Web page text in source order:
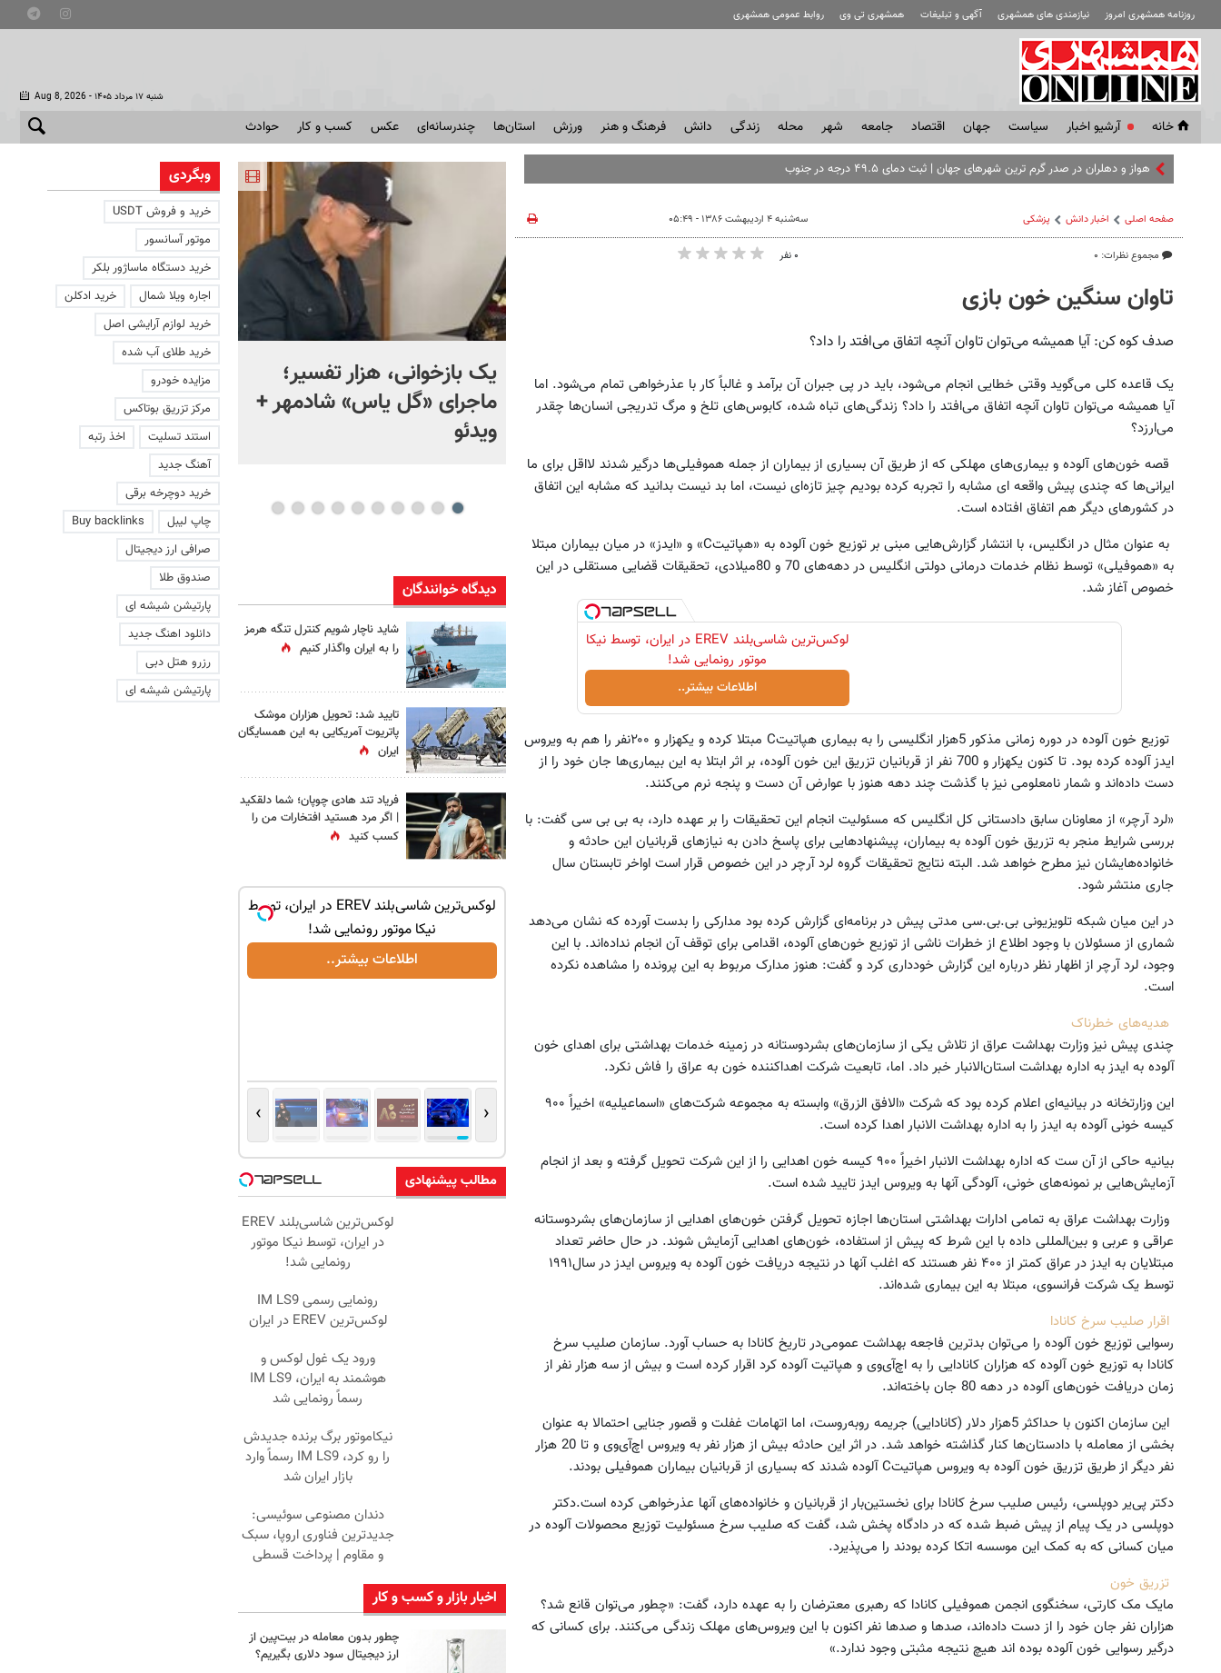
روزنامه همشهری امروز نیازمندی های همشهری آگهی و تبلیغات همشهری تی وی روابط عمومی همشهری
Aug 8, 2026 - شنبه ۱۷ مرداد ۱۴۰۵
خانه آرشیو اخبار سياست جهان اقتصاد جامعه شهر محله زندگی دانش فرهنگ و هنر ورزش استان‌ها چندرسانه‌ای عکس کسب و کار حوادث
هواز و دهلران در صدر گرم‌ ترین شهرهای جهان | ثبت دمای ۴۹.۵ درجه در جنوب
صفحه اصلی اخبار دانش پزشکی
مجموع نظرات: ۰
سه‌شنبه ۴ اردیبهشت ۱۳۸۶ - ۰۵:۴۹
۰ نفر
تاوان سنگین خون بازی
صدف کوه کن: آیا همیشه می‌توان تاوان آنچه اتفاق می‌افتد را داد؟
یک قاعده کلی می‌گوید وقتی خطایی انجام می‌شود، باید در پی جبران آن برآمد و غالباً کار با عذرخواهی تمام می‌شود. اما
آیا همیشه می‌توان تاوان آنچه اتفاق می‌افتد را داد؟ زندگی‌های تباه شده، کابوس‌های تلخ و مرگ تدریجی انسان‌ها چقدر
می‌ارزد؟
قصه خون‌های آلوده و بیماری‌های مهلکی که از طریق آن بسیاری از بیماران از جمله هموفیلی‌ها درگیر شدند لااقل برای ما
ایرانی‌ها که چندی پیش واقعه ای مشابه را تجربه کرده بودیم چیز تاز‌ه‌ای نیست، اما بد نیست بدانید که مشابه این اتفاق
در کشورهای دیگر هم اتفاق افتاده است.
به عنوان مثال در انگلیس، با انتشار گزارش‌هایی مبنی بر توزیع خون آلوده به «هپاتیتC» و «ایدز» در میان بیماران مبتلا
به «هموفیلی» توسط نظام خدمات درمانی دولتی انگلیس در دهه‌های 70 و 80میلادی، تحقیقات قضایی مستقلی در این
خصوص آغاز شد.
لوکس‌ترین شاسی‌بلند EREV در ایران، توسط نیکا
موتور رونمایی شد!
اطلاعات بیشتر..
توزیع خون آلوده در دوره زمانی مذکور 5هزار انگلیسی را به بیماری هپاتیتC مبتلا کرده و یکهزار و ۲۰۰نفر را هم به ویروس
ایدز آلوده کرده بود. تا کنون یکهزار و 700 نفر از قربانیان تزریق این خون آلوده، بر اثر ابتلا به این بیماری‌ها جان خود را از
دست داده‌اند و شمار نامعلومی نیز با گذشت چند دهه هنوز با عوارض آن دست و پنجه نرم می‌کنند.
«لرد آرچر» از معاونان سابق دادستانی کل انگلیس که مسئولیت انجام این تحقیقات را بر عهده دارد، به بی بی سی گفت: با
بررسی شرایط منجر به تزریق خون آلوده به بیماران، پیشنهادهایی برای پاسخ دادن به نیازهای قربانیان این حادثه و
خانواده‌هایشان نیز مطرح خواهد شد. البته نتایج تحقیقات گروه لرد آرچر در این خصوص قرار است اواخر تابستان سال
جاری منتشر شود.
در این میان شبکه تلویزیونی بی.بی.سی مدتی پیش در برنامه‌ای گزارش کرده بود مدارکی را بدست آورده که نشان می‌دهد
شماری از مسئولان با وجود اطلاع از خطرات ناشی از توزیع خون‌های آلوده، اقدامی برای توقف آن انجام نداده‌اند. با این
وجود، لرد آرچر از اظهار نظر درباره این گزارش خودداری کرد و گفت: هنوز مدارک مربوط به این پرونده را مشاهده نکرده
است.
هدیه‌های خطرناک
چندی پیش نیز وزارت بهداشت عراق از تلاش یکی از سازمان‌های بشردوستانه در زمینه خدمات بهداشتی برای اهدای خون
آلوده به ایدز به اداره بهداشت استان‌الانبار خبر داد. اما، تابعیت شرکت اهداکننده خون به عراق را فاش نکرد.
این وزارتخانه در بیانیه‌ای اعلام کرده بود که شرکت «الافق الزرق» وابسته به مجموعه شرکت‌های «اسماعیلیه» اخیراً ۹۰۰
کیسه خونی آلوده به ایدز را به اداره بهداشت الانبار اهدا کرده است.
بیانیه حاکی از آن ست که اداره بهداشت الانبار اخیراً ۹۰۰ کیسه خون اهدایی را از این شرکت تحویل گرفته و بعد از انجام
آزمایش‌هایی بر نمونه‌های خونی، آلودگی آنها به ویروس ایدز تایید شده است.
وزارت بهداشت عراق به تمامی ادارات بهداشتی استان‌ها اجازه تحویل گرفتن خون‌های اهدایی از سازمان‌های بشردوستانه
عراقی و عربی و بین‌المللی داده با این شرط که پیش از استفاده، خون‌های اهدایی آزمایش شوند. در حال حاضر تعداد
مبتلایان به ایدز در عراق کمتر از ۴۰۰ نفر هستند که اغلب آنها در نتیجه دریافت خون آلوده به ویروس ایدز در سال۱۹۹۱
توسط یک شرکت فرانسوی، مبتلا به این بیماری شده‌اند.
اقرار صلیب سرخ کانادا
رسوایی توزیع خون آلوده را می‌توان بدترین فاجعه بهداشت عمومی‌در تاریخ کانادا به حساب آورد. سازمان صلیب سرخ
کانادا به توزیع خون آلوده که هزاران کانادایی را به اچ‌آی‌وی و هپاتیت آلوده کرد اقرار کرده است و بیش از سه هزار نفر از
زمان دریافت خون‌های آلوده در دهه 80 جان باخته‌اند.
این سازمان اکنون با حداکثر 5هزار دلار (کانادایی) جریمه روبه‌روست، اما اتهامات غفلت و قصور جنایی احتمالا به عنوان
بخشی از معامله با دادستان‌ها کنار گذاشته خواهد شد. در اثر این حادثه بیش از هزار نفر به ویروس اچ‌آی‌وی و تا 20 هزار
نفر دیگر از طریق تزریق خون آلوده به ویروس هپاتیتC آلوده شدند که بسیاری از قربانیان بیماران هموفیلی بودند.
دکتر پی‌یر دوپلسی، رئیس صلیب سرخ کانادا برای نخستین‌بار از قربانیان و خانواده‌های آنها عذرخواهی کرده است.دکتر
دوپلسی در یک پیام از پیش ضبط شده که در دادگاه پخش شد، گفت که صلیب سرخ مسئولیت توزیع محصولات آلوده در
میان کسانی که به کمک این موسسه اتکا کرده بودند را می‌پذیرد.
تزریق خون
مایک مک کارتی، سخنگوی انجمن هموفیلی کانادا که رهبری معترضان را به عهده دارد، گفت: «چطور می‌توان قانع شد؟
هزاران نفر جان خود را از دست داده‌اند، صدها و صدها نفر اکنون با این ویروس‌های مهلک زندگی می‌کنند. برای کسانی که
درگیر رسوایی خون آلوده بوده اند هیچ نتیجه مثبتی وجود ندارد.»
اعتراف اندیشکده آمریکایی
هادسون: موشک‌های
راهبردی آمریکا شد
یک بازخوانی، هزار تفسیر؛
ماجرای «گل یاس» شادمهر +
ویدئو
ماجرای کنار گذاشتن سلاح
حماس چیست؟ + ویدئو
دیدگاه خوانندگان
شاید ناچار شویم کنترل تنگه هرمز
را به ایران واگذار کنیم
تایید شد: تحویل هزاران موشک
پاتریوت آمریکایی به این همسایگان
ایران
فریاد تند هادی چوپان؛‌ شما دلقکید
| اگر مرد هستید افتخارات من را
کسب کنید
EREV در در ایران رونمایی شد
اطلاعات بیشتر..
چک صیادی
درخواست اعتبار
ایران
اطلاعات بیشتر..
لوکس‌ترین شاسی‌بلند EREV در ایران، توسط
نیکا موتور رونمایی شد!
اطلاعات بیشتر..
‹
›
مطالب پیشنهادی
لوکس‌ترین شاسی‌بلند EREV
در ایران، توسط نیکا موتور
رونمایی شد!
رونمایی رسمی IM LS9
لوکس‌ترین EREV در ایران
ورود یک غول لوکس و
هوشمند به ایران، IM LS9
رسماً رونمایی شد
نیکاموتور برگ برنده جدیدش
را رو کرد، IM LS9 رسماً وارد
بازار ایران شد
دندان مصنوعی سوئیسی:
جدیدترین فناوری اروپا، سبک
و مقاوم | پرداخت قسطی
اخبار بازار و کسب و کار
چطور بدون معامله در بیت‌پین از
ارز دیجیتال سود دلاری بگیریم؟
وبگردی
خرید و فروش USDT
موتور آسانسور
خرید دستگاه ماساژور بلکر
اجاره ویلا شمال
خرید ادکلن
خرید لوازم آرایشی اصل
خرید طلای آب شده
مزایده خودرو
مرکز تزریق بوتاکس
استند تسلیت
اخذ رتبه
آهنگ جدید
خرید دوچرخه برقی
چاپ لیبل
Buy backlinks
صرافی ارز دیجیتال
صندوق طلا
پارتیشن شیشه ای
دانلود اهنگ جدید
رزرو هتل دبی
پارتیشن شیشه ای